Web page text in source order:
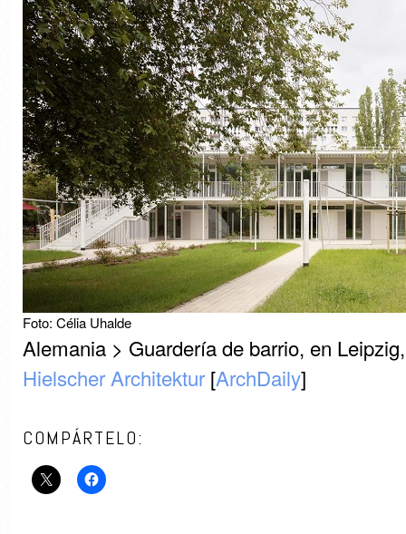
Foto: Célia Uhalde
Alemania > Guardería de barrio, en
Hielscher Architektur[ArchDaily]
COMPÁRTELO: